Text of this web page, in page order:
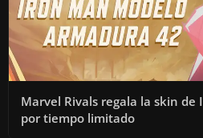
Marvel Rivals regala la skin de
por tiempo limitado